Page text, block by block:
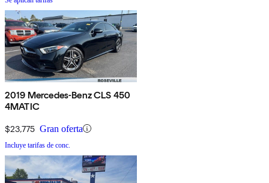
2019 Mercedes-Benz CLS 450
4MATIC
$23,775 Gran oferta
Incluye tarifas de conc.